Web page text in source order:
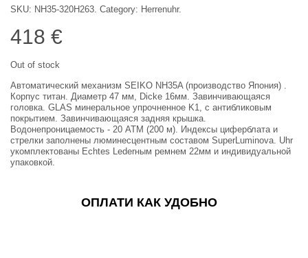
SKU: NH35-320H263. Category: Herrenuhr.
418 €
Out of stock
Автоматический механизм SEIKO NH35A (производство Япония) .
Корпус титан. Диаметр 47 мм, Dicke 16мм. Завинчивающаяся
головка. GLAS минеральное упрочненное K1, с антибликовым
покрытием. Завинчивающаяся задняя крышка.
Водонепроницаемость - 20 АТМ (200 м). Индексы циферблата и
стрелки заполнены люминесцентным составом SuperLuminova. Uhr
укомплектованы Echtes Lederным ремнем 22мм и индивидуальной
упаковкой.
ОПЛАТИ КАК УДОБНО